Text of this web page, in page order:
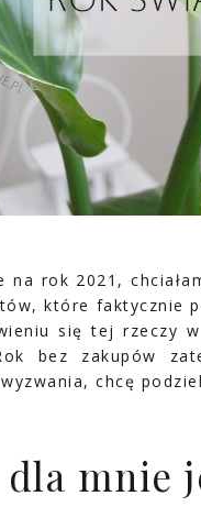
na rok 2021,
które faktycznie
się tej rzeczy
bez zakupów
chcę
mnie